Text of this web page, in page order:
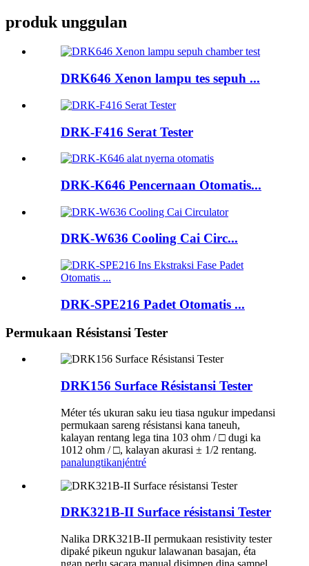
produk unggulan
DRK646 Xenon lampu tes sepuh ...
DRK-F416 Serat Tester
DRK-K646 Pencernaan Otomatis...
DRK-W636 Cooling Cai Circ...
DRK-SPE216 Padet Otomatis ...
Permukaan Résistansi Tester
DRK156 Surface Résistansi Tester
Méter tés ukuran saku ieu tiasa ngukur impedansi
permukaan sareng résistansi kana taneuh,
kalayan rentang lega tina 103 ohm / □ dugi ka
1012 ohm / □, kalayan akurasi ± 1/2 rentang.
panalungtikanjéntré
DRK321B-II Surface résistansi Tester
Nalika DRK321B-II permukaan resistivity tester
dipaké pikeun ngukur lalawanan basajan, éta